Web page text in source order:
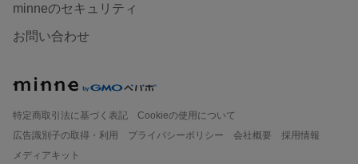
minneのセキュリティ
お問い合わせ
特定商取引法に基づく表記
Cookieの使用について
広告識別子の取得・利用
プライバシーポリシー 会社概要
採用情報
メディアキット